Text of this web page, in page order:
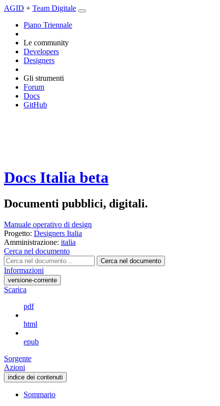
AGID + Team Digitale
Piano Triennale
Le community
Developers
Designers
Gli strumenti
Forum
Docs
GitHub
Docs Italia beta
Documenti pubblici, digitali.
Manuale operativo di design
Progetto: Designers Italia
Amministrazione: italia
Cerca nel documento
Cerca nel documento
Informazioni
versione-corrente
Scarica
pdf
html
epub
Sorgente
Azioni
indice dei contenuti
Sommario